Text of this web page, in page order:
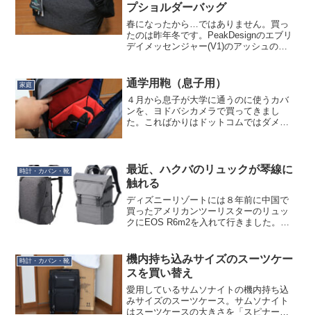
プショルダーバッグ
春になったから…ではありません。買っ
たのは昨年冬です。PeakDesignのエブリ
デイメッセンジャー(V1)のアッシュの黄
い換え…は円安で高くて手が出ないの
で、エブリデ...
家庭 通学用鞄（息子用）
４月から息子が大学に通うのに使うカバ
ンを、ヨドバシカメラで買ってきまし
た。こればかりはドットコムではダメ
くらいでしょうか。それらが入...
時計・カバン・靴
最近、ハクバのリュックが琴線に
触れる
ディズニーリゾートには８年前に中国で
買ったアメリカンツーリスターのリュッ
クにEOS R6m2を入れて行きました。別
「春になると新しいカメラバッグが欲し
くなるよね～」病が...
時計・カバン・靴
機内持ち込みサイズのスーツケー
スを買い替え
愛用しているサムソナイトの機内持ち込
みサイズのスーツケース。サムソナイト
はスーツケースの大きさを「スピナー」